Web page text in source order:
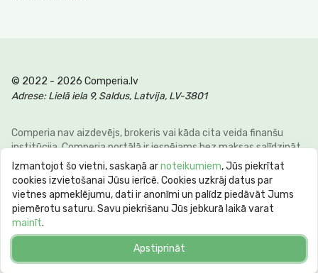
© 2022 - 2026 Comperia.lv
Adrese: Lielā iela 9, Saldus, Latvija, LV-3801
Comperia nav aizdevējs, brokeris vai kāda cita veida finanšu
institūcija. Comperia portālā ir iespējams bez maksas salīdzināt
dažādus personīgo finanšu veidus, lai klienti varētu ietaupīt savu
laiku un naudu. E-pasts:info@comperia.lv. Reprezentatīvs
piemērs: aizņemoties 5000 € uz 60 mēnešiem, mēneša
maksājums 106.93 €, kopējā summa 6415.59 €, gada procentu
likme APR 10.78%. Maksimālā gada procentu likme (max APR) var
sasniegt 60%. Kredīta termiņš no 62 dienām līdz 10 gadiem.
Izmantojot šo vietni, saskaņā arnoteikumiem, Jūs piekrītat
cookies izvietošanai Jūsu ierīcē. Cookies uzkrāj datus par
vietnes apmeklējumu, dati ir anonīmi un palīdz piedāvāt Jums
piemērotu saturu. Savu piekrišanu Jūs jebkurā laikā varat
mainīt.
Apstiprināt